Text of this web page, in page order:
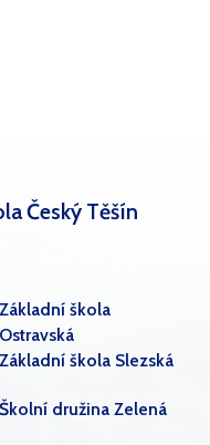
Český Těšín
Základní škola
Ostravská
Základní škola Slezská
Školní družina Zelená